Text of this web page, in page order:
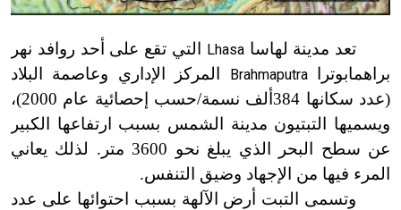
تعد مدينة لهاساLhasa
التي تقع على أحد روافد نهر
براهمابوتراBrahmaputra
المركز الإداري وعاصمة البلاد
(عدد سكانها 384ألف نسمة/حسب إحصائية عام 2000)،
ويسميها التبتيون مدينة الشمس بسبب ارتفاعها الكبير
عن سطح البحر الذي يبلغ نحو 3600 متر. لذلك يعاني
المرء فيها من الإجهاد وضيق التنفس.
وتسمى التبت أرض الآلهة بسبب احتوائها على عدد